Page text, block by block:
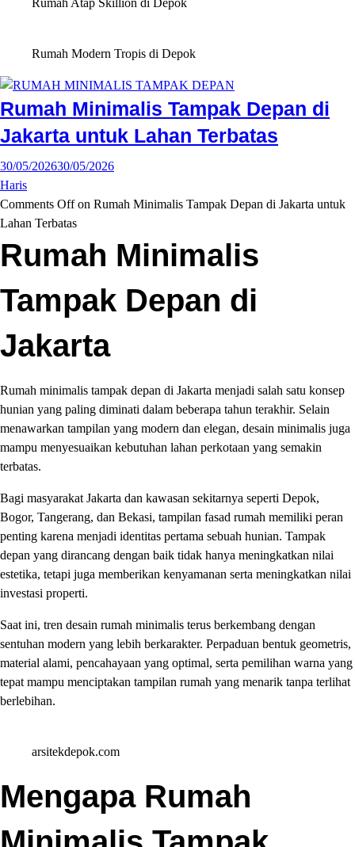
Rumah Atap Skillion di Depok
Rumah Modern Tropis di Depok
Rumah Minimalis Tampak Depan di
Jakarta untuk Lahan Terbatas
30/05/202630/05/2026
Haris
Comments Offon Rumah Minimalis Tampak Depan di Jakarta untuk
Lahan Terbatas
Rumah Minimalis
Tampak Depan di
Jakarta
Rumah minimalis tampak depan di Jakarta menjadi salah satu konsep
hunian yang paling diminati dalam beberapa tahun terakhir. Selain
menawarkan tampilan yang modern dan elegan, desain minimalis juga
mampu menyesuaikan kebutuhan lahan perkotaan yang semakin
terbatas.
Bagi masyarakat Jakarta dan kawasan sekitarnya seperti Depok,
Bogor, Tangerang, dan Bekasi, tampilan fasad rumah memiliki peran
penting karena menjadi identitas pertama sebuah hunian. Tampak
depan yang dirancang dengan baik tidak hanya meningkatkan nilai
estetika, tetapi juga memberikan kenyamanan serta meningkatkan nilai
investasi properti.
Saat ini, tren desain rumah minimalis terus berkembang dengan
sentuhan modern yang lebih berkarakter. Perpaduan bentuk geometris,
material alami, pencahayaan yang optimal, serta pemilihan warna yang
tepat mampu menciptakan tampilan rumah yang menarik tanpa terlihat
berlebihan.
arsitekdepok.com
Mengapa Rumah